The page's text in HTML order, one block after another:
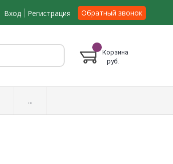
Вход Регистрация Обратный звонок
Корзина
руб.
...